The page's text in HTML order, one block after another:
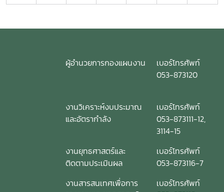
ผู้อำนวยการกองแผนงาน
เบอร์โทรศัพท์
053-873120
งานวิเคราะห์งบประมาณ
และอัตรากำลัง
เบอร์โทรศัพท์
053-873111-12,
3114-15
งานยุทธศาสตร์และ
ติดตามประเมินผล
เบอร์โทรศัพท์
053-873116-7
งานสารสนเทศเพื่อการ
เบอร์โทรศัพท์